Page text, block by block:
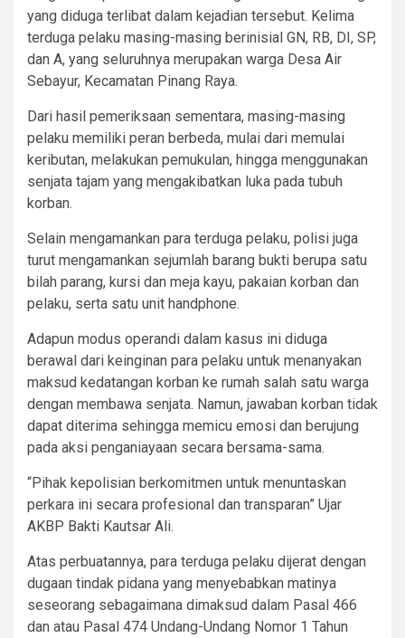
yang diduga terlibat dalam kejadian tersebut. Kelima
terduga pelaku masing-masing berinisial GN, RB, DI, SP,
dan A, yang seluruhnya merupakan warga Desa Air
Sebayur, Kecamatan Pinang Raya.
Dari hasil pemeriksaan sementara, masing-masing
pelaku memiliki peran berbeda, mulai dari memulai
keributan, melakukan pemukulan, hingga menggunakan
senjata tajam yang mengakibatkan luka pada tubuh
korban.
Selain mengamankan para terduga pelaku, polisi juga
turut mengamankan sejumlah barang bukti berupa satu
bilah parang, kursi dan meja kayu, pakaian korban dan
pelaku, serta satu unit handphone.
Adapun modus operandi dalam kasus ini diduga
berawal dari keinginan para pelaku untuk menanyakan
maksud kedatangan korban ke rumah salah satu warga
dengan membawa senjata. Namun, jawaban korban tidak
dapat diterima sehingga memicu emosi dan berujung
pada aksi penganiayaan secara bersama-sama.
“Pihak kepolisian berkomitmen untuk menuntaskan
perkara ini secara profesional dan transparan” Ujar
AKBP Bakti Kautsar Ali.
Atas perbuatannya, para terduga pelaku dijerat dengan
dugaan tindak pidana yang menyebabkan matinya
seseorang sebagaimana dimaksud dalam Pasal 466
dan atau Pasal 474 Undang-Undang Nomor 1 Tahun